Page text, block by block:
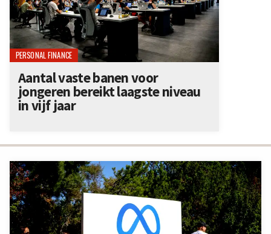
PERSONAL FINANCE
Aantal vaste banen voor
jongeren bereikt laagste niveau
in vijf jaar